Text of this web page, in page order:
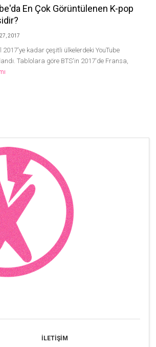
En Çok Görüntülenen K-pop
2017
2017'ye kadar çeşitli ülkelerdeki YouTube
Tablolara göre BTS'in 2017'de Fransa,
İLETİŞİM